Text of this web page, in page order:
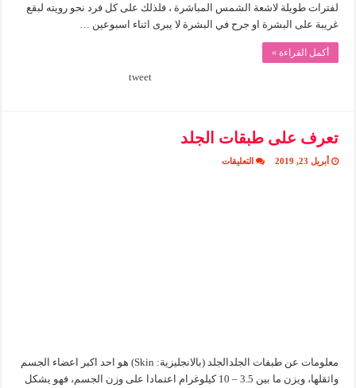
لفترات طويلة لاشعة الشمس المباشرة ، فلذلك على كل فرد نحو رويته لبقع
غريبة على البشرة او جرح في البشرة لا يبرى اثناء اسبوعين …
أكمل القراءة »
tweet
تعرف على طبقات الجلد
أبريل 23, 2019 التعليقاتعلى
معلومات عن طبفات الجلدالجلد (بالانجليزية: Skin) هو احد اكبر اعضاء الجسم
واثقلها، ويزن ما بين 3.5 – 10 كيلوغرام اعتمادا على وزن الجسم، فهو يشكل